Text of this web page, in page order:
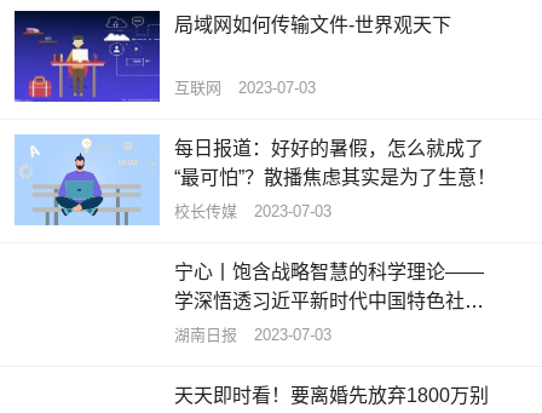
局域网如何传输文件-世界观天下
互联网 2023-07-03
每日报道：好好的暑假，怎么就成了
“最可怕”？散播焦虑其实是为了生意！
校长传媒 2023-07-03
宁心丨饱含战略智慧的科学理论——
学深悟透习近平新时代中国特色社会
主义思想之六 热头条
湖南日报 2023-07-03
天天即时看！要离婚先放弃1800万别